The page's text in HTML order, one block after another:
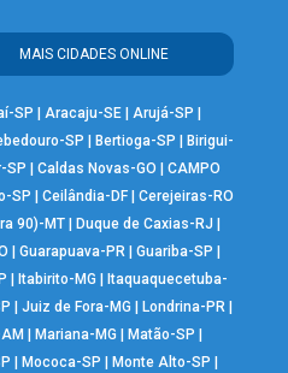
MAIS CIDADES ONLINE
SP | Aracaju-SE| Arujá-SP |
SP | Bertioga-SP | Birigui-
SP |Caldas Novas-GO |CAMPO
SP | Ceilândia-DF| Cerejeiras-RO
90)-MT| Duque de Caxias-RJ |
|Guarapuava-PR |Guariba-SP |
|Itabirito-MG |Itaquaquecetuba-
|Juiz de Fora-MG |Londrina-PR |
|Mariana-MG |Matão-SP |
|Mococa-SP |Monte Alto-SP |